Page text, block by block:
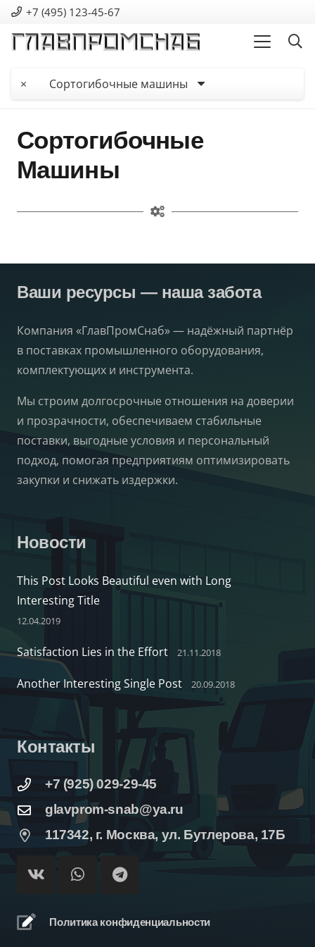
+7 (495) 123-45-67
× Сортогибочные машины
Сортогибочные
Машины
Ваши ресурсы — наша забота
Компания «ГлавПромСнаб» — надёжный партнёр
в поставках промышленного оборудования,
комплектующих и инструмента.
Мы строим долгосрочные отношения на доверии
и прозрачности, обеспечиваем стабильные
поставки, выгодные условия и персональный
подход, помогая предприятиям оптимизировать
закупки и снижать издержки.
Новости
This Post Looks Beautiful even with Long
Interesting Title
12.04.2019
Satisfaction Lies in the Effort 21.11.2018
Another Interesting Single Post 20.09.2018
Контакты
+7 (925) 029-29-45
glavprom-snab@ya.ru
117342, г. Москва, ул. Бутлерова, 17Б
Политика конфиденциальности